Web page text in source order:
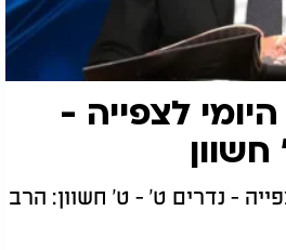
לצפייה -
- נדרים ט' - ט' חשוון: הרב